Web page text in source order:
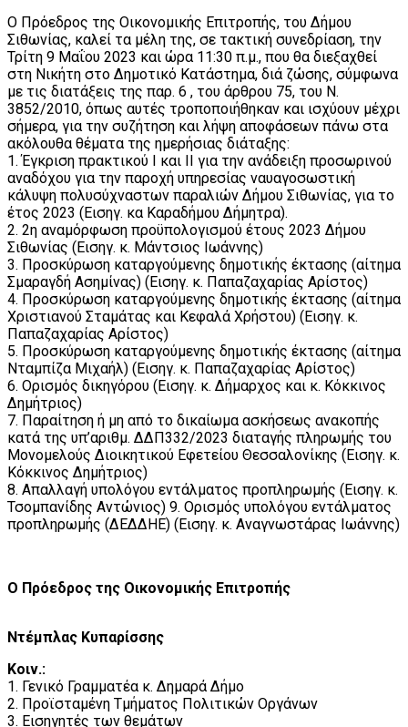
Ο Πρόεδρος της Οικονομικής Επιτροπής, του Δήμου
Σιθωνίας, καλεί τα μέλη της, σε τακτική συνεδρίαση, την
Τρίτη 9 Μαΐου 2023 και ώρα 11:30 π.μ., που θα διεξαχθεί
στη Νικήτη στο Δημοτικό Κατάστημα, διά ζώσης, σύμφωνα
με τις διατάξεις της παρ. 6 , του άρθρου 75, του Ν.
3852/2010, όπως αυτές τροποποιήθηκαν και ισχύουν μέχρι
σήμερα, για την συζήτηση και λήψη αποφάσεων πάνω στα
ακόλουθα θέματα της ημερήσιας διάταξης:
1. Έγκριση πρακτικού Ι και ΙΙ για την ανάδειξη προσωρινού
αναδόχου για την παροχή υπηρεσίας ναυαγοσωστική
κάλυψη πολυσύχναστων παραλιών Δήμου Σιθωνίας, για το
έτος 2023 (Εισηγ. κα Καραδήμου Δήμητρα).
2. 2η αναμόρφωση προϋπολογισμού έτους 2023 Δήμου
Σιθωνίας (Εισηγ. κ. Μάντσιος Ιωάννης)
3. Προσκύρωση καταργούμενης δημοτικής έκτασης (αίτημα
Σμαραγδή Ασημίνας) (Εισηγ. κ. Παπαζαχαρίας Αρίστος)
4. Προσκύρωση καταργούμενης δημοτικής έκτασης (αίτημα
Χριστιανού Σταμάτας και Κεφαλά Χρήστου) (Εισηγ. κ.
Παπαζαχαρίας Αρίστος)
5. Προσκύρωση καταργούμενης δημοτικής έκτασης (αίτημα
Νταμπίζα Μιχαήλ) (Εισηγ. κ. Παπαζαχαρίας Αρίστος)
6. Ορισμός δικηγόρου (Εισηγ. κ. Δήμαρχος και κ. Κόκκινος
Δημήτριος)
7. Παραίτηση ή μη από το δικαίωμα ασκήσεως ανακοπής
κατά της υπ’αριθμ. ΔΔΠ332/2023 διαταγής πληρωμής του
Μονομελούς Διοικητικού Εφετείου Θεσσαλονίκης (Εισηγ. κ.
Κόκκινος Δημήτριος)
8. Απαλλαγή υπολόγου εντάλματος προπληρωμής (Εισηγ. κ.
Τσομπανίδης Αντώνιος) 9. Ορισμός υπολόγου εντάλματος
προπληρωμής (ΔΕΔΔΗΕ) (Εισηγ. κ. Αναγνωστάρας Ιωάννης)
Ο Πρόεδρος της Οικονομικής Επιτροπής
Ντέμπλας Κυπαρίσσης
Κοιν.:
1. Γενικό Γραμματέα κ. Δημαρά Δήμο
2. Προϊσταμένη Τμήματος Πολιτικών Οργάνων
3. Εισηγητές των θεμάτων